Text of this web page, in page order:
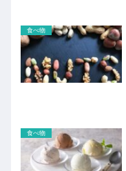
食べ物
食べ物